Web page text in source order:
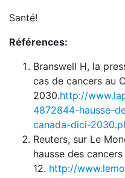
Santé!
Références:
Branswell H, la
cas de cancers au
2030.http://
4872844-hausse-
canada-dici-
Reuters, sur Le
hausse des
12. http://